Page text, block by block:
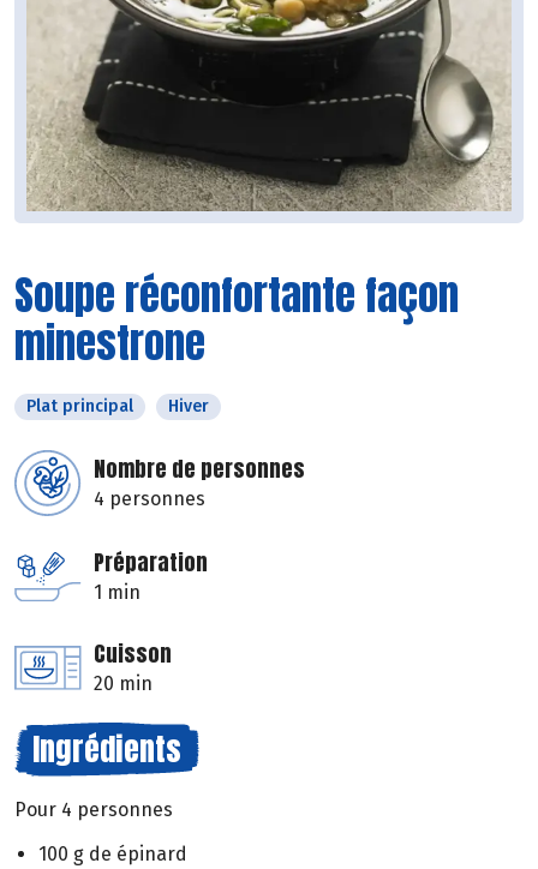
Soupe réconfortante façon
minestrone
Plat principal Hiver
Nombre de personnes
4 personnes
Préparation
1 min
Cuisson
20 min
Ingrédients
Pour 4 personnes
100 g de épinard